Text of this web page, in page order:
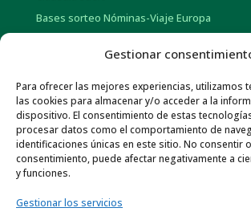
Gestionar
Para ofrecer las mejores experiencias, utilizamos
las cookies para almacenar y/o acceder a la
dispositivo. El consentimiento de estas
procesar datos como el comportamiento de
identificaciones únicas en este sitio. No consentir
consentimiento, puede afectar negativamente a
y funciones.
Gestionar los servicios
Bases sorteo Nóminas-Viaje Europa
INFORMACIÓN CORPORATIVA
Historia
Información social
Memorias Anuales
Otra información económica